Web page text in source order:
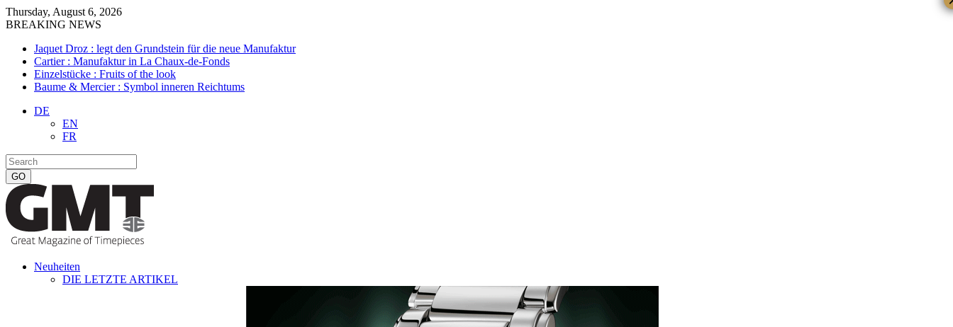
Thursday, August 6, 2026
BREAKING NEWS
Jaquet Droz : legt den Grundstein für die neue Manufaktur
Cartier : Manufaktur in La Chaux-de-Fonds
Einzelstücke : Fruits of the look
Baume & Mercier : Symbol inneren Reichtums
DE
EN
FR
Neuheiten
DIE LETZTE ARTIKEL